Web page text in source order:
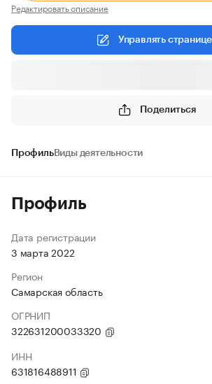
Редактировать описание
Управлять
Поделиться
ПрофильВиды деятельности
Профиль
Дата регистрации
3 марта 2022
Регион
Самарская область
ОГРНИП
322631200033320
ИНН
631816488911